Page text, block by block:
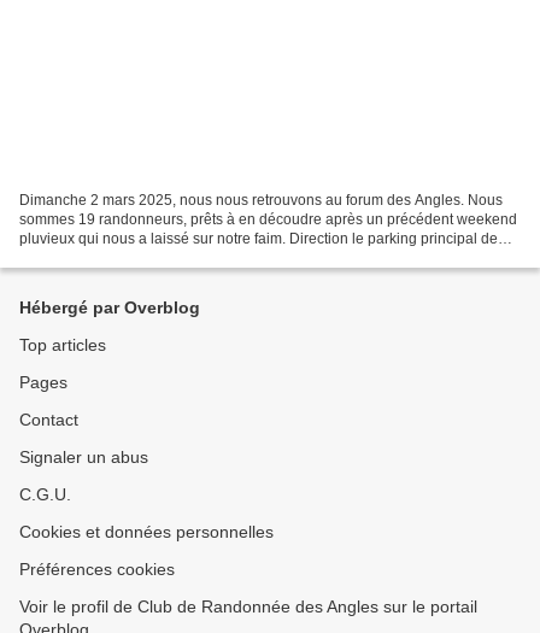
Dimanche 2 mars 2025, nous nous retrouvons au forum des Angles. Nous
sommes 19 randonneurs, prêts à en découdre après un précédent weekend
pluvieux qui nous a laissé sur notre faim. Direction le parking principal de
Hébergé par Overblog
Top articles
Pages
Contact
Signaler un abus
C.G.U.
Cookies et données personnelles
Préférences cookies
Voir le profil de Club de Randonnée des Angles sur le portail